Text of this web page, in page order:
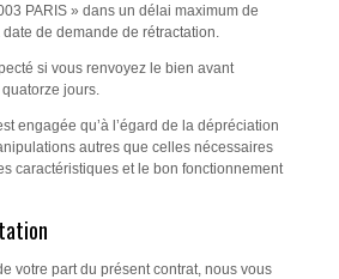
PARIS » dans un délai maximum de
de demande de rétractation.
si vous renvoyez le bien avant
jours.
engagée qu’à l’égard de la dépréciation
autres que celles nécessaires
caractéristiques et le bon fonctionnement
votre part du présent contrat, nous vous